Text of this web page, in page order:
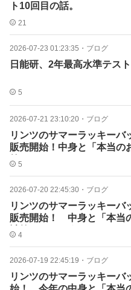
ト10回目の話。
21
2026-07-23 01:23:35 ・ ブログ
日能研、2年最高水準テス
5
2026-07-21 23:10:20 ・ ブログ
リンツのサマーラッキーバ
販売開始！中身と「本当の
算してみた
5
2026-07-20 22:45:30 ・ ブログ
リンツのサマーラッキーバ
販売開始！ 中身と「本当
計算してみた★
4
2026-07-19 22:45:19 ・ ブログ
リンツのサマーラッキーバ